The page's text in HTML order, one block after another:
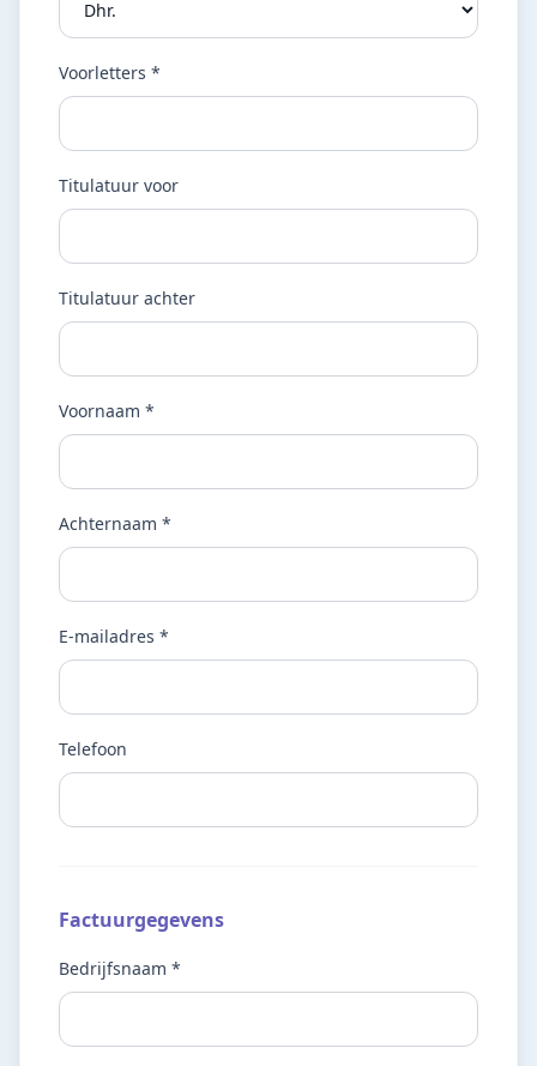
Voorletters *
Titulatuur voor
Titulatuur achter
Voornaam *
Achternaam *
E-mailadres *
Telefoon
Factuurgegevens
Bedrijfsnaam *